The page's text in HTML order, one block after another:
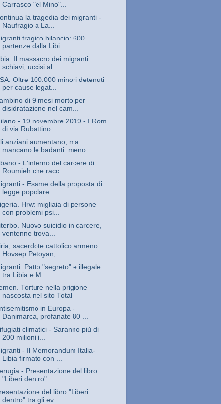
Carrasco "el Mino"...
la tragedia dei migranti -
Naufragio a La...
tragico bilancio: 600
partenze dalla Libi...
Il massacro dei migranti
schiavi, uccisi al...
Oltre 100.000 minori detenuti
per cause legat...
di 9 mesi morto per
disidratazione nel cam...
- 19 novembre 2019 - I Rom
di via Rubattino...
anziani aumentano, ma
mancano le badanti: meno...
- L'inferno del carcere di
Roumieh che racc...
- Esame della proposta di
legge popolare ...
Hrw: migliaia di persone
con problemi psi...
Nuovo suicidio in carcere,
ventenne trova...
sacerdote cattolico armeno
Hovsep Petoyan, ...
Patto "segreto" e illegale
tra Libia e M...
Torture nella prigione
nascosta nel sito Total
in Europa -
Danimarca, profanate 80 ...
climatici - Saranno più di
200 milioni i...
- Il Memorandum Italia-
Libia firmato con ...
- Presentazione del libro
"Liberi dentro" ...
del libro "Liberi
dentro" tra gli ev...